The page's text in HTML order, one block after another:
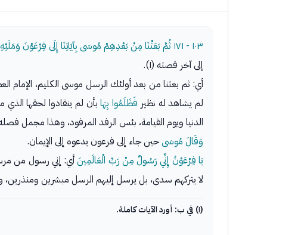
١٠٣ - ١٧١ ثُمَّ بَعَثْنَا مِنْ بَعْدِهِمْ مُوسَى بِآيَاتِنَا إِلَى فِرْعَوْنَ وَمَلَئِهِ
إلى آخر قصته (١).
أي: ثم بعثنا من بعد أولئك الرسل موسى الكليم، الإمام
لم يشاهد له نظير فَظَلَمُوا بِهَابأن لم ينقادوا لحقها الذي
الدنيا ويوم القيامة، بئس الرفد المرفود، وهذا مجمل
وَقَالَ مُوسَىحين جاء إلى فرعون يدعوه إلى الإيمان.
يَا فِرْعَوْنُ إِنِّي رَسُولٌ مِنْ رَبِّ الْعَالَمِينَأي: إني رسول من مرسل
لا يتركهم سدى، بل يرسل إليهم الرسل مبشرين ومنذرين،
(١) في ب: أورد الآيات كاملة.